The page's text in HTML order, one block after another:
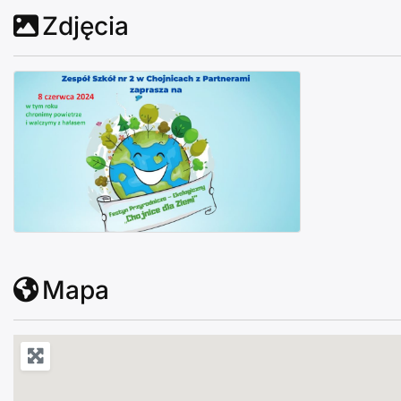
Zdjęcia
Festyn Przyrodniczo Ekologiczny Chojnice dla Ziemi
Mapa